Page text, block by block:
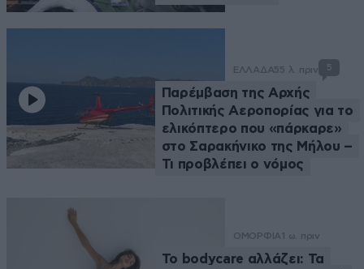
ΕΛΛΑΔΑ55 λ. πριν 5
Παρέμβαση της Αρχής
Πολιτικής Αεροπορίας για το
ελικόπτερο που «πάρκαρε»
στο Σαρακήνικο της Μήλου –
Τι προβλέπει ο νόμος
ΟΜΟΡΦΙΑ 1 ω. πριν
Το bodycare αλλάζει: Τα